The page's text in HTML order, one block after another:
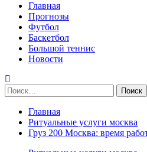
Главная
Прогнозы
Футбол
Баскетбол
Большой теннис
Новости
Найти:
Главная
Ритуальные услуги москва
Груз 200 Москва: время